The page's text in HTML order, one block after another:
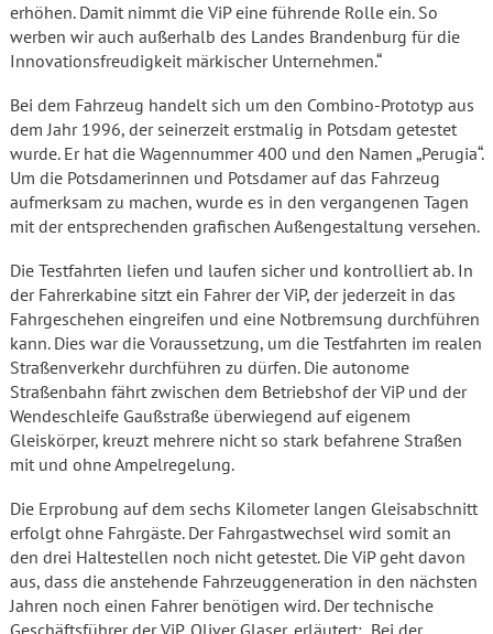
erhöhen. Damit nimmt die ViP eine führende Rolle ein. So
werben wir auch außerhalb des Landes Brandenburg für die
Innovationsfreudigkeit märkischer Unternehmen.“
Bei dem Fahrzeug handelt sich um den Combino-Prototyp aus
dem Jahr 1996, der seinerzeit erstmalig in Potsdam getestet
wurde. Er hat die Wagennummer 400 und den Namen „Perugia“.
Um die Potsdamerinnen und Potsdamer auf das Fahrzeug
aufmerksam zu machen, wurde es in den vergangenen Tagen
mit der entsprechenden grafischen Außengestaltung versehen.
Die Testfahrten liefen und laufen sicher und kontrolliert ab. In
der Fahrerkabine sitzt ein Fahrer der ViP, der jederzeit in das
Fahrgeschehen eingreifen und eine Notbremsung durchführen
kann. Dies war die Voraussetzung, um die Testfahrten im realen
Straßenverkehr durchführen zu dürfen. Die autonome
Straßenbahn fährt zwischen dem Betriebshof der ViP und der
Wendeschleife Gaußstraße überwiegend auf eigenem
Gleiskörper, kreuzt mehrere nicht so stark befahrene Straßen
mit und ohne Ampelregelung.
Die Erprobung auf dem sechs Kilometer langen Gleisabschnitt
erfolgt ohne Fahrgäste. Der Fahrgastwechsel wird somit an
den drei Haltestellen noch nicht getestet. Die ViP geht davon
aus, dass die anstehende Fahrzeuggeneration in den nächsten
Jahren noch einen Fahrer benötigen wird. Der technische
Geschäftsführer der ViP, Oliver Glaser, erläutert: „Bei der